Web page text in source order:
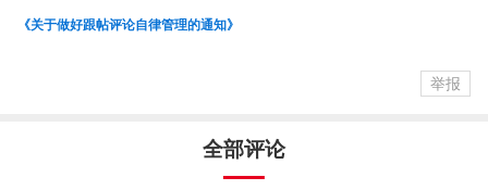
链“链主”企业。
一家企业的跃升，折射的是一个园区的蜕
产业、服务、治理的党建“红链”。
《关于做好跟帖评论自律管理的通知》
举报
全部评论